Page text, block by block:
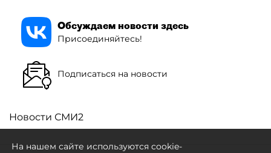
Обсуждаем новости здесь
Присоединяйтесь!
Подписаться на новости
Новости СМИ2
На нашем сайте используются cookie-